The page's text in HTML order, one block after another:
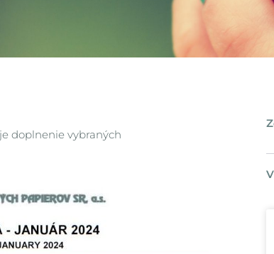
doplnenie vybraných